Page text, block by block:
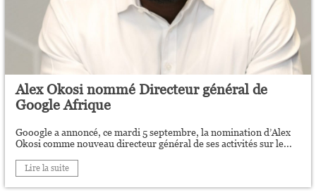
Alex Okosi nommé Directeur général de
Google Afrique
Gooogle a annoncé, ce mardi 5 septembre, la nomination d’Alex
Okosi comme nouveau directeur général de ses activités sur le...
Lire la suite